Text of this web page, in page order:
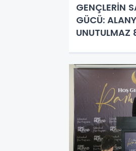
GENÇLERİN
GÜCÜ:
UNUTULMAZ